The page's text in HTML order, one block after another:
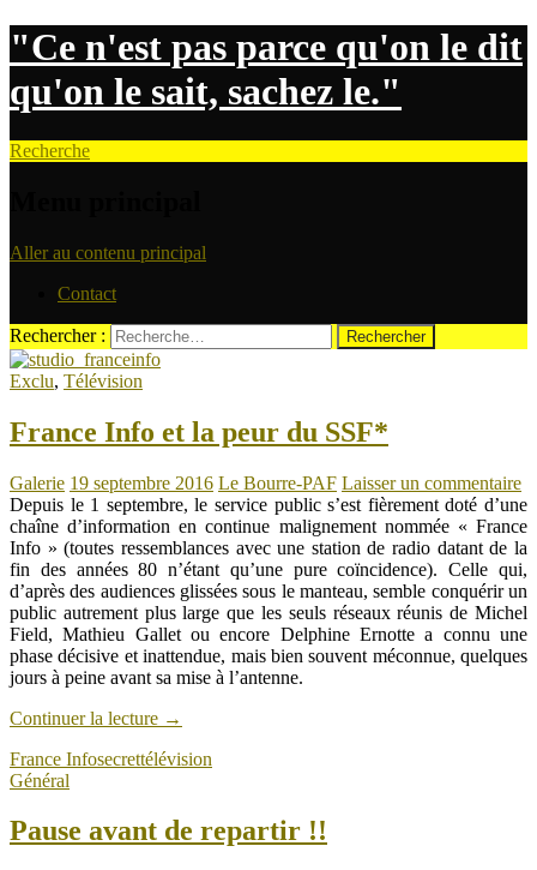
"Ce n'est pas parce qu'on le dit
qu'on le sait, sachez le."
Recherche
Aller au contenu principal
Contact
Rechercher :
Exclu, Télévision
France Info et la peur du SSF*
Galerie 19 septembre 2016 Le Bourre-PAF Laisser un commentaire
Depuis le 1 septembre, le service public s’est fièrement doté d’une
chaîne d’information en continue malignement nommée « France
Info » (toutes ressemblances avec une station de radio datant de la
fin des années 80 n’étant qu’une pure coïncidence). Celle qui,
d’après des audiences glissées sous le manteau, semble conquérir un
public autrement plus large que les seuls réseaux réunis de Michel
Field, Mathieu Gallet ou encore Delphine Ernotte a connu une
phase décisive et inattendue, mais bien souvent méconnue, quelques
jours à peine avant sa mise à l’antenne.
Continuer la lecture →
France Infosecrettélévision
Général
Pause avant de repartir !!